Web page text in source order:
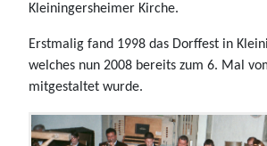
Kleiningersheimer Kirche.
Erstmalig fand 1998 das Dorffest in
welches nun 2008 bereits zum 6. Mal
mitgestaltet wurde.